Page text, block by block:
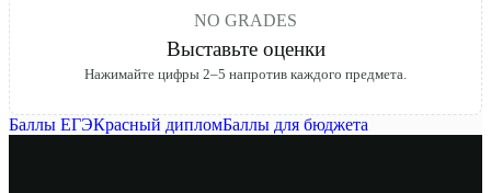
NO GRADES
Выставьте оценки
Нажимайте цифры 2–5 напротив каждого предмета.
Баллы ЕГЭКрасный дипломБаллы для бюджета